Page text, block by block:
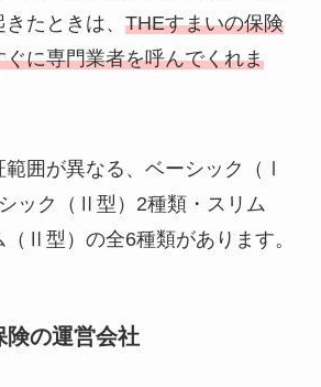
たときは、 THEすまいの保険
に専門業者を呼んでくれま
囲が異なる、ベーシック（Ⅰ
ック（Ⅱ型）2種類・スリム
（Ⅱ型）の全6種類があります。
険の運営会社